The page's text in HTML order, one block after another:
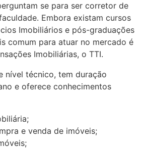
se para ser corretor de
Embora existam cursos
Imobiliários e pós-graduações
comum para atuar no mercado é
Imobiliárias, o TTI.
nível técnico, tem duração
e oferece conhecimentos
e venda de imóveis;